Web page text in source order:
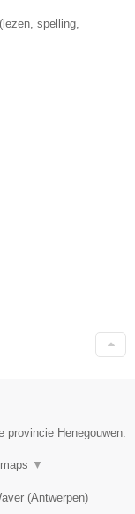
spelling,
provincie Henegouwen.
▼
(Antwerpen)